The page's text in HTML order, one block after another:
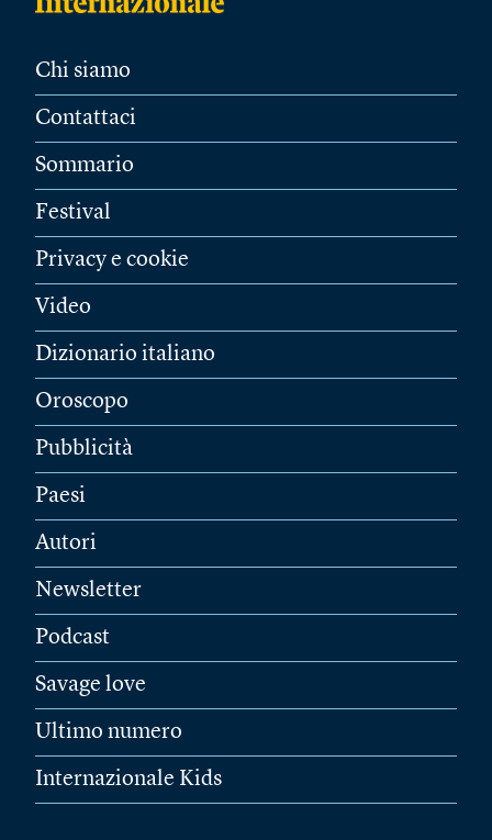
Chi siamo
Contattaci
Sommario
Festival
Privacy e cookie
Video
Dizionario italiano
Oroscopo
Pubblicità
Paesi
Autori
Newsletter
Podcast
Savage love
Ultimo numero
Internazionale Kids